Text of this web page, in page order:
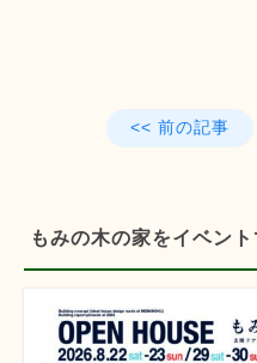
<< 前の記事
もみの木の家をイベン